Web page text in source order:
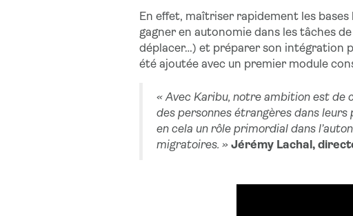
En effet, maîtriser rapidement les
gagner en autonomie dans les tâches
déplacer…) et préparer son intégration
été ajoutée avec un premier module
« Avec Karibu, notre ambition est de
des personnes étrangères dans leurs
en cela un rôle primordial dans
migratoires. » Jérémy Lachal,